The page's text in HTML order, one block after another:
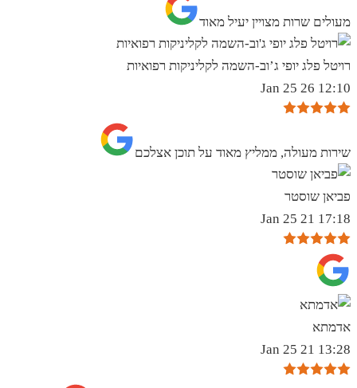
מעולים שרות מצויין יעיל מאוד
רויטל פלג יופי ג’וב-השמה לקליניקות רפואיות
12:10 26 Jan 25
שירות מעולה, ממליץ מאוד על תוכן אצלכם
פביאן שוסטר
17:18 21 Jan 25
אדמתא
13:28 21 Jan 25